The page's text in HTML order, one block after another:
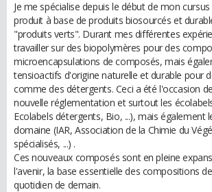
Je me spécialise depuis le début de mon
produit à base de produits biosourcés et
"produits verts". Durant mes différentes
travailler sur des biopolymères pour des
microencapsulations de composés, mais
tensioactifs d'origine naturelle et durable pour
comme des détergents. Ceci a été l'occasion
nouvelle réglementation et surtout les
Ecolabels détergents, Bio, ...), mais également
domaine (IAR, Association de la Chimie du
spécialisés, ...) .
Ces nouveaux composés sont en pleine
l'avenir, la base essentielle des compositions
quotidien de demain.